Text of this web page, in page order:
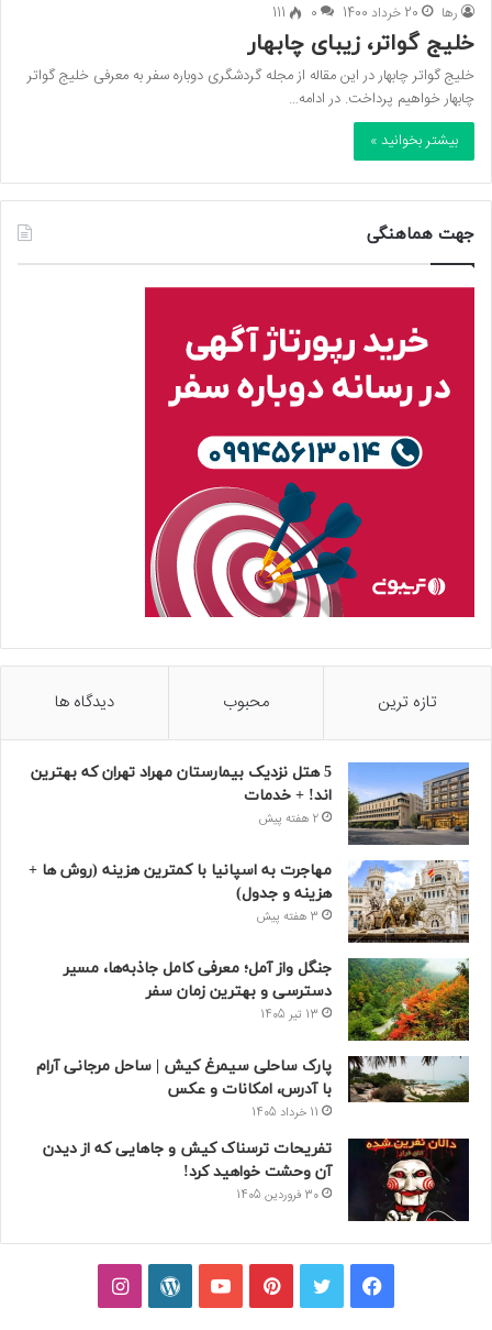
رها 20 خرداد 1400 0
111
خلیج گواتر، زیبای چابهار
خلیج گواتر چابهار در این مقاله از مجله گردشگری دوباره سفر به معرفی خلیج گواتر
چابهار خواهیم پرداخت. در ادامه…
بیشتر بخوانید »
جهت هماهنگی
تازه ترین محبوب دیدگاه ها
5 هتل نزدیک بیمارستان مهراد تهران که بهترین‌
اند! + خدمات
2 هفته پیش
مهاجرت به اسپانیا با کمترین هزینه (روش ها +
هزینه و جدول)
3 هفته پیش
جنگل واز آمل؛ معرفی کامل جاذبه‌ها، مسیر
دسترسی و بهترین زمان سفر
13 تیر 1405
پارک ساحلی سیمرغ کیش | ساحل مرجانی آرام
با آدرس، امکانات و عکس
11 خرداد 1405
تفریحات ترسناک کیش و جاهایی که از دیدن
آن وحشت خواهید کرد!
30 فروردین 1405
فیسبوکتوییترپینتریستیوتیوبوردپرساینستاگرام